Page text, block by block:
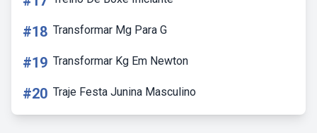
#18 Transformar Mg Para G
#19 Transformar Kg Em Newton
#20 Traje Festa Junina Masculino